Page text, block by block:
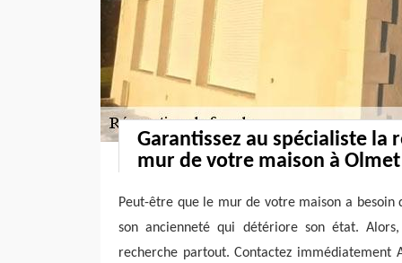
Garantissez au spécialiste la
mur de votre maison à
Peut-être que le mur de votre maison a besoin
son ancienneté qui détériore son état.
recherche partout. Contactez immédiatement